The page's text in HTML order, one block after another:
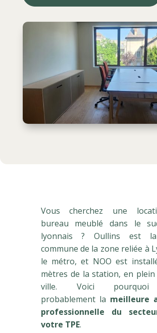
Vous cherchez une
bureau meublé dans le
lyonnais ? Oullins est
commune de la zone reliée à
le métro, et NOO est
mètres de la station, en
ville. Voici pourquoi
probablement la meilleure
professionnelle du
votre TPE.